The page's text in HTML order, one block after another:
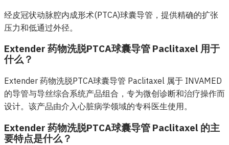
经皮冠状动脉腔内成形术(PTCA)球囊导管，提供精确的扩张
压力和低通过外径。
Extender 药物洗脱PTCA球囊导管 Paclitaxel 用于
什么？
Extender 药物洗脱PTCA球囊导管 Paclitaxel 属于 INVAMED
的导管与导丝综合系统产品组合，专为微创诊断和治疗操作而
设计。该产品由介入心脏病学领域的专科医生使用。
Extender 药物洗脱PTCA球囊导管 Paclitaxel 的主
要特点是什么？